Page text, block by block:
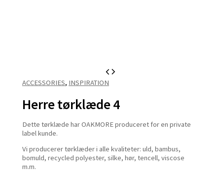
ACCESSORIES, INSPIRATION
Herre tørklæde 4
Dette tørklæde har OAKMORE produceret for en private
label kunde.
Vi producerer tørklæder i alle kvaliteter: uld, bambus,
bomuld, recycled polyester, silke, hør, tencell, viscose
m.m.